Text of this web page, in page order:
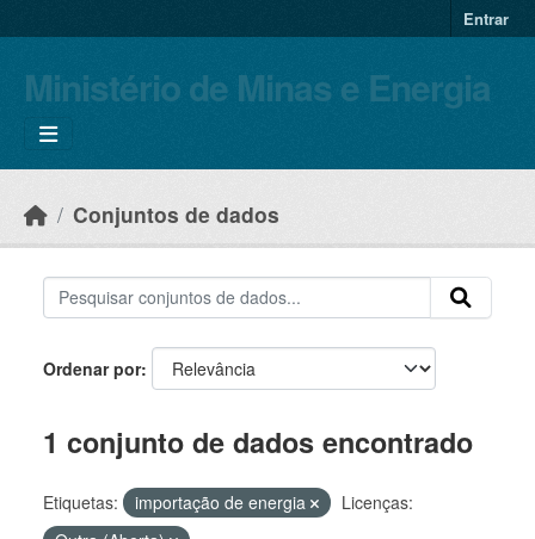
Entrar
Ministério de Minas e Energia
Conjuntos de dados
Ordenar por
1 conjunto de dados encontrado
Etiquetas: importação de energia
Licenças: